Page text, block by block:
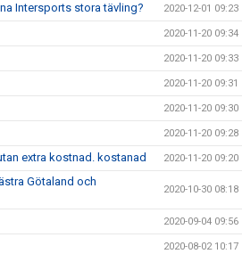
Intersports stora tävling? 2020-12-01 09:23
2020-11-20 09:34
2020-11-20 09:33
2020-11-20 09:31
2020-11-20 09:30
2020-11-20 09:28
extra kostnad. kostanad 2020-11-20 09:20
Götaland och
2020-10-30 08:18
2020-09-04 09:56
2020-08-02 10:17